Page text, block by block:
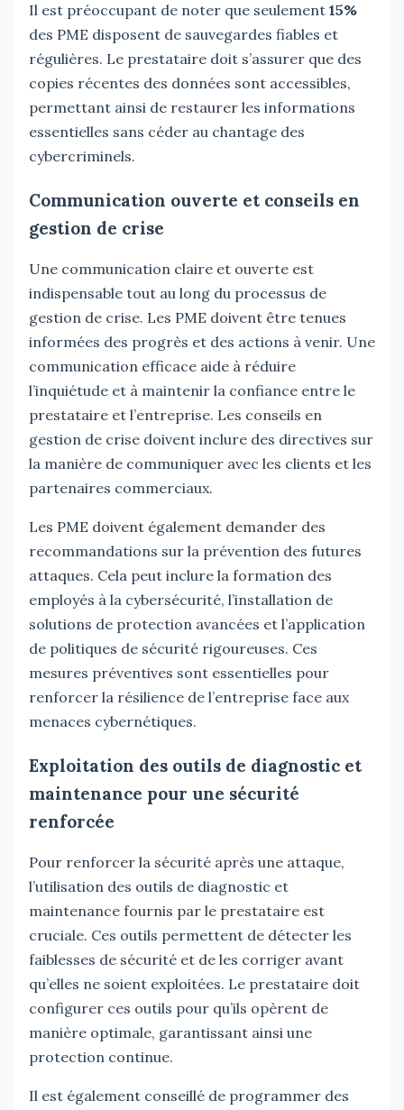
Il est préoccupant de noter que seulement 15%
des PME disposent de sauvegardes fiables et
régulières. Le prestataire doit s’assurer que des
copies récentes des données sont accessibles,
permettant ainsi de restaurer les informations
essentielles sans céder au chantage des
cybercriminels.
Communication ouverte et conseils en
gestion de crise
Une communication claire et ouverte est
indispensable tout au long du processus de
gestion de crise. Les PME doivent être tenues
informées des progrès et des actions à venir. Une
communication efficace aide à réduire
l’inquiétude et à maintenir la confiance entre le
prestataire et l’entreprise. Les conseils en
gestion de crise doivent inclure des directives sur
la manière de communiquer avec les clients et les
partenaires commerciaux.
Les PME doivent également demander des
recommandations sur la prévention des futures
attaques. Cela peut inclure la formation des
employés à la cybersécurité, l’installation de
solutions de protection avancées et l’application
de politiques de sécurité rigoureuses. Ces
mesures préventives sont essentielles pour
renforcer la résilience de l’entreprise face aux
menaces cybernétiques.
Exploitation des outils de diagnostic et
maintenance pour une sécurité
renforcée
Pour renforcer la sécurité après une attaque,
l’utilisation des outils de diagnostic et
maintenance fournis par le prestataire est
cruciale. Ces outils permettent de détecter les
faiblesses de sécurité et de les corriger avant
qu’elles ne soient exploitées. Le prestataire doit
configurer ces outils pour qu’ils opèrent de
manière optimale, garantissant ainsi une
protection continue.
Il est également conseillé de programmer des